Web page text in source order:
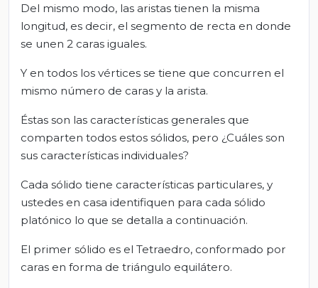
Del mismo modo, las aristas tienen la misma
longitud, es decir, el segmento de recta en donde
se unen 2 caras iguales.
Y en todos los vértices se tiene que concurren el
mismo número de caras y la arista.
Éstas son las características generales que
comparten todos estos sólidos, pero ¿Cuáles son
sus características individuales?
Cada sólido tiene características particulares, y
ustedes en casa identifiquen para cada sólido
platónico lo que se detalla a continuación.
El primer sólido es el Tetraedro, conformado por
caras en forma de triángulo equilátero.